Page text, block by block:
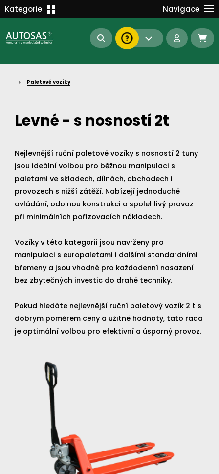
Kategorie
MANIPULAČNÍ TECHNIKA
BAGRY A MANIPULÁTORY
S-BAT ENERGY
náhradní díly stroje skladem půjčovna
Navigace
Kontakt
Paletové vozíky
Levné - s nosností 2t
Nejlevnější ruční paletové vozíky s nosností 2 tuny
jsou ideální volbou pro běžnou manipulaci s
paletami ve skladech, dílnách, obchodech i
provozech s nižší zátěží. Nabízejí jednoduché
ovládání, odolnou konstrukci a spolehlivý provoz
při minimálních pořizovacích nákladech.
Vozíky v této kategorii jsou navrženy pro
manipulaci s europaletami i dalšími standardními
břemeny a jsou vhodné pro každodenní nasazení
bez zbytečných investic do drahé techniky.
Pokud hledáte nejlevnější ruční paletový vozík 2 t s
dobrým poměrem ceny a užitné hodnoty, tato řada
je optimální volbou pro efektivní a úsporný provoz.